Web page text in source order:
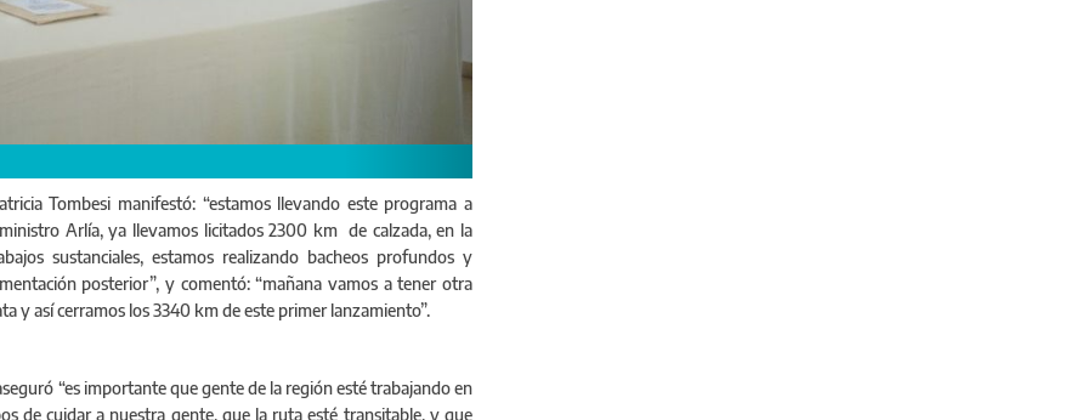
realizó la Licitación Pública 16/2014
Tombesi manifestó: “estamos llevando este programa a
Arlía, ya llevamos licitados 2300 km de calzada, en la
sustanciales, estamos realizando bacheos profundos y
posterior”, y comentó: “mañana vamos a tener otra
y así cerramos los 3340 km de este primer lanzamiento”.
“es importante que gente de la región esté trabajando en
de cuidar a nuestra gente, que la ruta esté transitable, y que